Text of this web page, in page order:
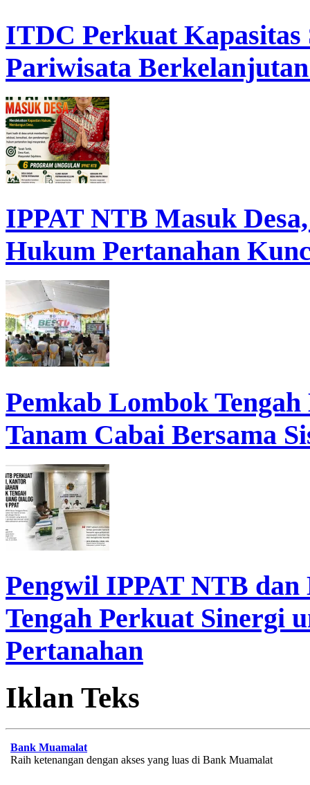
ITDC Perkuat
Pariwisata
IPPAT NTB Masuk
Hukum Pertanahan
Pemkab Lombok
Tanam Cabai Bersama
Pengwil IPPAT NTB
Tengah Perkuat Sinergi
Pertanahan
Iklan Teks
Bank Muamalat
Raih ketenangan dengan akses yang luas di Bank Muamalat